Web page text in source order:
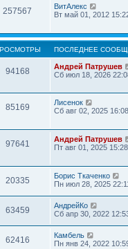
257567
ВитАлекс
Вт май 01, 2012
ПОСЛЕДНЕЕ
94168
Андрей Патрушев
Сб июл 18, 2026
85169
Лисенок
Сб авг 02, 2025 16:08
97641
Андрей Патрушев
Пт авг 01, 2025 15:28
20335
Борис Ткаченко
Пн июл 28, 2025
63459
АндрейКо
Сб апр 30, 2022
62416
Камбель
Пн янв 24, 2022